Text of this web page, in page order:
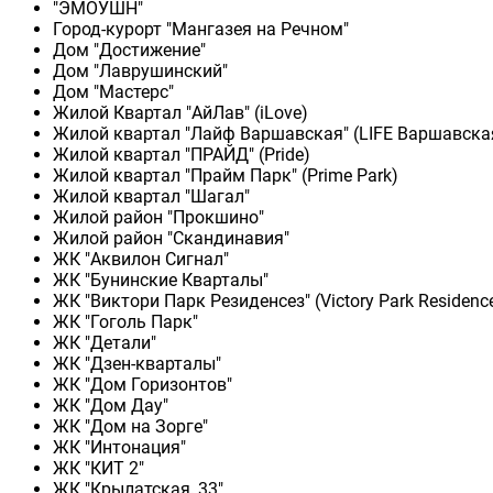
"ЭМОУШН"
Город-курорт "Мангазея на Речном"
Дом "Достижение"
Дом "Лаврушинский"
Дом "Мастерс"
Жилой Квартал "АйЛав" (iLove)
Жилой квартал "Лайф Варшавская" (LIFE
Жилой квартал "ПРАЙД" (Pride)
Жилой квартал "Прайм Парк" (Prime Park)
Жилой квартал "Шагал"
Жилой район "Прокшино"
Жилой район "Скандинавия"
ЖК "Аквилон Сигнал"
ЖК "Бунинские Кварталы"
ЖК "Виктори Парк Резиденсез" (Victory Park
ЖК "Гоголь Парк"
ЖК "Детали"
ЖК "Дзен-кварталы"
ЖК "Дом Горизонтов"
ЖК "Дом Дау"
ЖК "Дом на Зорге"
ЖК "Интонация"
ЖК "КИТ 2"